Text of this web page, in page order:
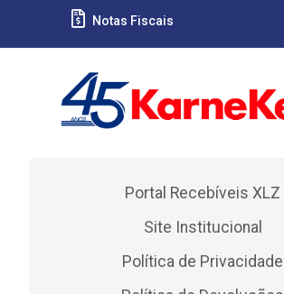
Notas Fiscais
Portal Recebíveis XLZ
Site Institucional
Política de Privacidade